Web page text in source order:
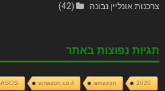
צרכנות אונליין נבונה (42)
תגיות נפוצות באתר
2020
amazon
amazon.co.il
ASOS